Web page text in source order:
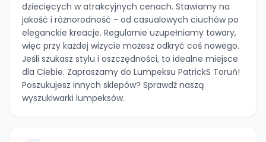
dziecięcych w atrakcyjnych cenach. Stawiamy na
jakość i różnorodność - od casualowych ciuchów po
eleganckie kreacje. Regularnie uzupełniamy towary,
więc przy każdej wizycie możesz odkryć coś nowego.
Jeśli szukasz stylu i oszczędności, to idealne miejsce
dla Ciebie. Zapraszamy do Lumpeksu PatrickS Toruń!
Poszukujesz innych sklepów? Sprawdź naszą
wyszukiwarki lumpeksów.